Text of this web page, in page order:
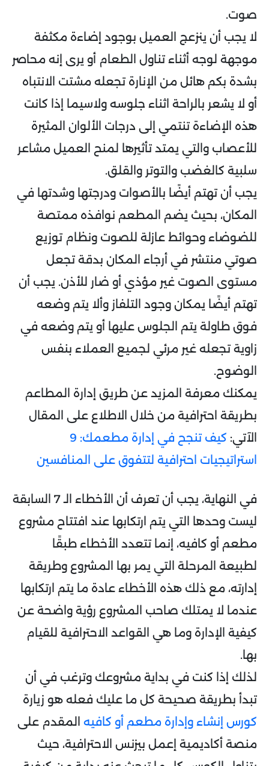
صوت.
لا يجب أن ينزعج العميل بوجود إضاءة مكثفة
موجهة لوجه أثناء تناول الطعام أو يرى إنه محاصر
بشدة بكم هائل من الإنارة تجعله مشتت الانتباه
أو لا يشعر بالراحة اثناء جلوسه ولاسيما إذا كانت
هذه الإضاءة تنتمي إلى درجات الألوان المثيرة
للأعصاب والتي يمتد تأثيرها لمنح العميل مشاعر
سلبية كالغضب والتوتر والقلق.
يجب أن تهتم أيضًا بالأصوات ودرجتها وشدتها في
المكان، بحيث يضم المطعم نوافذه ممتصة
للضوضاء وحوائط عازلة للصوت ونظام توزيع
صوتي منتشر في أرجاء المكان بدقة تجعل
مستوى الصوت غير مؤذي أو ضار للأذن. يجب أن
تهتم أيضًا يمكان وجود التلفاز وألا يتم وضعه
فوق طاولة يتم الجلوس عليها أو يتم وضعه في
زاوية تجعله غير مرئي لجميع العملاء بنفس
الوضوح.
يمكنك معرفة المزيد عن طريق إدارة المطاعم
بطريقة احترافية من خلال الاطلاع على المقال
الآتي:
كيف تنجح في إدارة مطعمك: 9
استراتيجيات احترافية لتتفوق على المنافسين
في النهاية، يجب أن تعرف أن الأخطاء الـ 7 السابقة
ليست وحدها التي يتم ارتكابها عند افتتاح مشروع
مطعم أو كافيه، إنما تتعدد الأخطاء طبقًا
لطبيعة المرحلة التي يمر بها المشروع وطريقة
إدارته، مع ذلك هذه الأخطاء عادة ما يتم ارتكابها
عندما لا يمتلك صاحب المشروع رؤية واضحة عن
كيفية الإدارة وما هي القواعد الاحترافية للقيام
بها.
لذلك إذا كنت في بداية مشروعك وترغب في أن
تبدأ بطريقة صحيحة كل ما عليك فعله هو زيارة
كورس إنشاء وإدارة مطعم أو كافيه المقدم على
منصة أكاديمية إعمل بيزنس الاحترافية، حيث